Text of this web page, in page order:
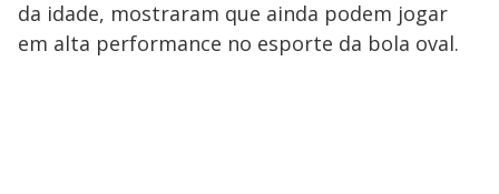
da idade, mostraram que ainda podem jogar
em alta performance no esporte da bola oval.